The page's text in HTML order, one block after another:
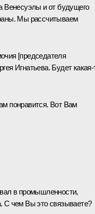
Венесуэлы и от будущего
Мы рассчитываем
[председателя
Игнатьева. Будет
понравится. Вот Вам
в промышленности,
С чем Вы это связываете?